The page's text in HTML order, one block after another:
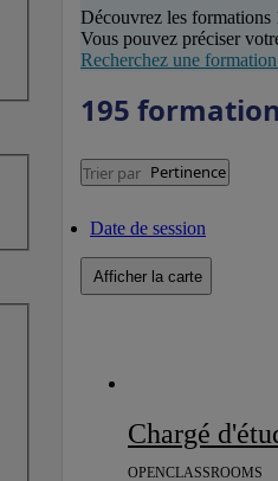
Découvrez les formations
Vous pouvez préciser
Recherchez une
195
Trier par Pertinence
Date de session
Afficher la carte
Chargé
OPENCLASSROOMS